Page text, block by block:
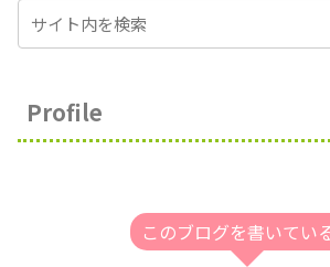
Profile
このブログを書いてい